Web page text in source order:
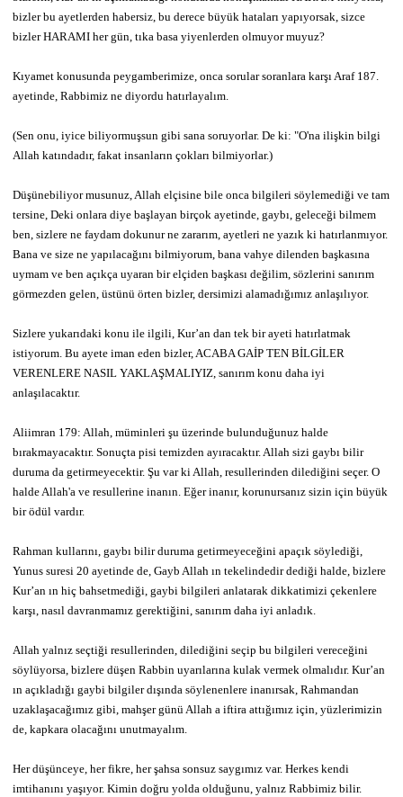
bizler bu ayetlerden habersiz, bu derece büyük hataları yapıyorsak, sizce
bizler HARAMI her gün, tıka basa yiyenlerden olmuyor muyuz?
Kıyamet konusunda peygamberimize, onca sorular soranlara karşı Araf 187.
ayetinde, Rabbimiz ne diyordu hatırlayalım.
(Sen onu, iyice biliyormuşsun gibi sana soruyorlar. De ki: "O'na ilişkin bilgi
Allah katındadır, fakat insanların çokları bilmiyorlar.)
Düşünebiliyor musunuz, Allah elçisine bile onca bilgileri söylemediği ve tam
tersine, Deki onlara diye başlayan birçok ayetinde, gaybı, geleceği bilmem
ben, sizlere ne faydam dokunur ne zararım, ayetleri ne yazık ki hatırlanmıyor.
Bana ve size ne yapılacağını bilmiyorum, bana vahye dilenden başkasına
uymam ve ben açıkça uyaran bir elçiden başkası değilim, sözlerini sanırım
görmezden gelen, üstünü örten bizler, dersimizi alamadığımız anlaşılıyor.
Sizlere yukarıdaki konu ile ilgili, Kur’an dan tek bir ayeti hatırlatmak
istiyorum. Bu ayete iman eden bizler, ACABA GAİP TEN BİLGİLER
VERENLERE NASIL YAKLAŞMALIYIZ, sanırım konu daha iyi
anlaşılacaktır.
Aliimran 179: Allah, müminleri şu üzerinde bulunduğunuz halde
bırakmayacaktır. Sonuçta pisi temizden ayıracaktır. Allah sizi gaybı bilir
duruma da getirmeyecektir. Şu var ki Allah, resullerinden dilediğini seçer. O
halde Allah'a ve resullerine inanın. Eğer inanır, korunursanız sizin için büyük
bir ödül vardır.
Rahman kullarını, gaybı bilir duruma getirmeyeceğini apaçık söylediği,
Yunus suresi 20 ayetinde de, Gayb Allah ın tekelindedir dediği halde, bizlere
Kur’an ın hiç bahsetmediği, gaybi bilgileri anlatarak dikkatimizi çekenlere
karşı, nasıl davranmamız gerektiğini, sanırım daha iyi anladık.
Allah yalnız seçtiği resullerinden, dilediğini seçip bu bilgileri vereceğini
söylüyorsa, bizlere düşen Rabbin uyarılarına kulak vermek olmalıdır. Kur’an
ın açıkladığı gaybi bilgiler dışında söylenenlere inanırsak, Rahmandan
uzaklaşacağımız gibi, mahşer günü Allah a iftira attığımız için, yüzlerimizin
de, kapkara olacağını unutmayalım.
Her düşünceye, her fikre, her şahsa sonsuz saygımız var. Herkes kendi
imtihanını yaşıyor. Kimin doğru yolda olduğunu, yalnız Rabbimiz bilir.